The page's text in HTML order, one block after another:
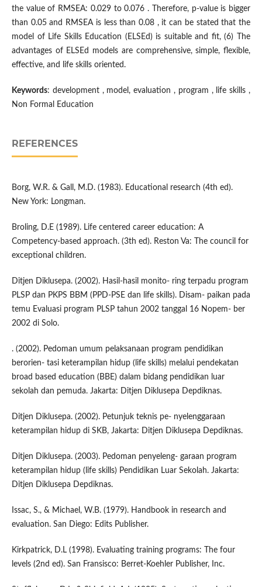
the value of RMSEA: 0.029 to 0.076 . Therefore, p-value is bigger
than 0.05 and RMSEA is less than 0.08 , it can be stated that the
model of Life Skills Education (ELSEd) is suitable and fit, (6) The
advantages of ELSEd models are comprehensive, simple, flexible,
effective, and life skills oriented.
Keywords: development , model, evaluation , program , life skills ,
Non Formal Education
REFERENCES
Borg, W.R. & Gall, M.D. (1983). Educational research (4th ed).
New York: Longman.
Broling, D.E (1989). Life centered career education: A
Competency-based approach. (3th ed). Reston Va: The council for
exceptional children.
Ditjen Diklusepa. (2002). Hasil-hasil monito- ring terpadu program
PLSP dan PKPS BBM (PPD-PSE dan life skills). Disam- paikan pada
temu Evaluasi program PLSP tahun 2002 tanggal 16 Nopem- ber
2002 di Solo.
. (2002). Pedoman umum pelaksanaan program pendidikan
berorien- tasi keterampilan hidup (life skills) melalui pendekatan
broad based education (BBE) dalam bidang pendidikan luar
sekolah dan pemuda. Jakarta: Ditjen Diklusepa Depdiknas.
Ditjen Diklusepa. (2002). Petunjuk teknis pe- nyelenggaraan
keterampilan hidup di SKB, Jakarta: Ditjen Diklusepa Depdiknas.
Ditjen Diklusepa. (2003). Pedoman penyeleng- garaan program
keterampilan hidup (life skills) Pendidikan Luar Sekolah. Jakarta:
Ditjen Diklusepa Depdiknas.
Issac, S., & Michael, W.B. (1979). Handbook in research and
evaluation. San Diego: Edits Publisher.
Kirkpatrick, D.L (1998). Evaluating training programs: The four
levels (2nd ed). San Fransisco: Berret-Koehler Publisher, Inc.